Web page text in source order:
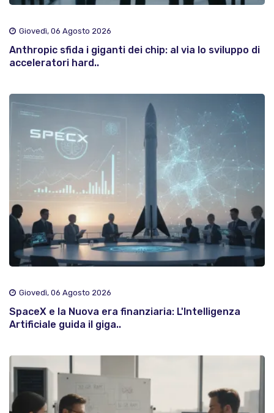
Giovedì, 06 Agosto 2026
Anthropic sfida i giganti dei chip: al via lo sviluppo di
acceleratori hard..
Giovedì, 06 Agosto 2026
SpaceX e la Nuova era finanziaria: L'Intelligenza
Artificiale guida il giga..